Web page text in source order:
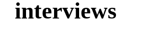
interviews